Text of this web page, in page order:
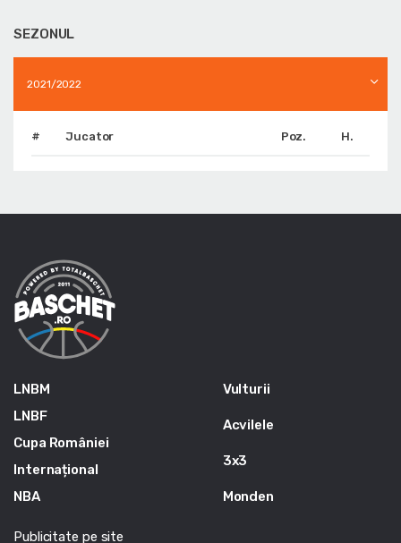
SEZONUL
2021/2022
# Jucator Poz. H.
LNBM
LNBF
Cupa României
Internațional
NBA
Vulturii
Acvilele
3x3
Monden
Publicitate pe site